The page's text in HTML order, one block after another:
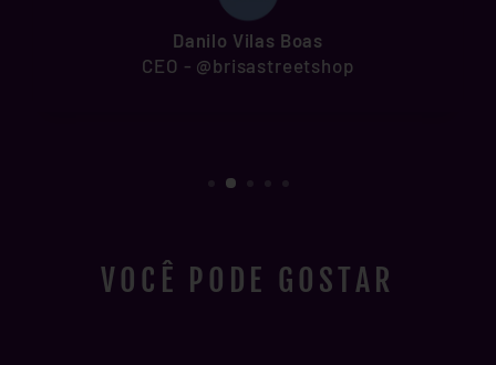
Danilo Vilas Boas
CEO - @brisastreetshop
VOCÊ PODE GOSTAR